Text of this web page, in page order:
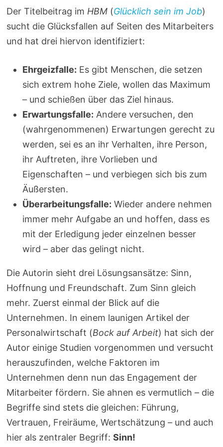
Der Titelbeitrag im HBM (Glücklich sein im Job)
sucht die Glücksfallen auf Seiten des Mitarbeiters
und hat drei hiervon identifiziert:
Ehrgeizfalle: Es gibt Menschen, die setzen
sich extrem hohe Ziele, wollen das Maximum
– und schießen über das Ziel hinaus.
Erwartungsfalle: Andere versuchen, den
(wahrgenommenen) Erwartungen gerecht zu
werden, sei es an ihr Verhalten, ihre Person,
ihr Auftreten, ihre Vorlieben und
Eigenschaften – und verbiegen sich bis zum
Äußersten.
Überarbeitungsfalle: Wieder andere nehmen
immer mehr Aufgabe an und hoffen, dass es
mit der Erledigung jeder einzelnen besser
wird – aber das gelingt nicht.
Die Autorin sieht drei Lösungsansätze: Sinn,
Hoffnung und Freundschaft. Zum Sinn gleich
mehr. Zuerst einmal der Blick auf die
Unternehmen. In einem launigen Artikel der
Personalwirtschaft (Bock auf Arbeit) hat sich der
Autor einige Studien vorgenommen und versucht
herauszufinden, welche Faktoren im
Unternehmen denn nun das Engagement der
Mitarbeiter fördern. Sie ahnen es vermutlich – die
Begriffe sind stets die gleichen: Führung,
Vertrauen, Freiräume, Wertschätzung – und auch
hier als zentraler Begriff:Sinn!